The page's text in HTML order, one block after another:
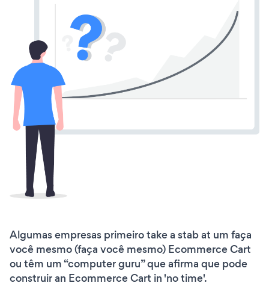
Algumas empresas primeiro take a stab at um faça
você mesmo (faça você mesmo) Ecommerce Cart
ou têm um “computer guru” que afirma que pode
construir an Ecommerce Cart in 'no time'.